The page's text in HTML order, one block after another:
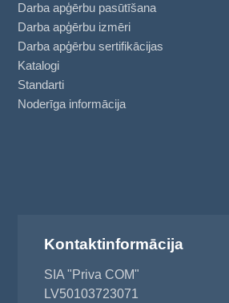
Darba apģērbu pasūtīšana
Darba apģērbu izmēri
Darba apģērbu sertifikācijas
Katalogi
Standarti
Noderīga informācija
Kontaktinformācija
SIA "Priva COM"
LV50103723071